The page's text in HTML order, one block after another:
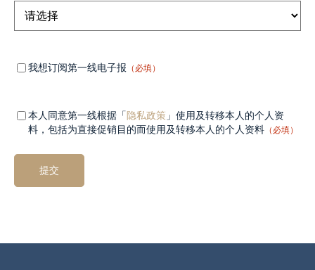
Mandatory（必
填）
我想订阅第一线电子报 （必填）
Mandatory
field 2
（必
填）
本人同意第一线根据「 隐私政策 」使用及转移本人的个人资
料，包括为直接促销目的而使用及转移本人的个人资料 （必填）